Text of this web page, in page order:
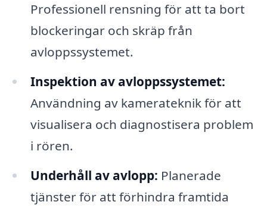
Professionell rensning för att ta bort
blockeringar och skräp från
avloppssystemet.
Inspektion av avloppssystemet:
Användning av kamerateknik för att
visualisera och diagnostisera problem
i rören.
Underhåll av avlopp: Planerade
tjänster för att förhindra framtida